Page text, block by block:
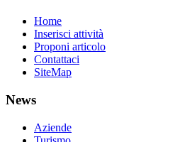
Home
Inserisci attività
Proponi articolo
Contattaci
SiteMap
News
Aziende